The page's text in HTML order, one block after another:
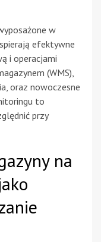
w
efektywne
i operacjami
(WMS),
oraz nowoczesne
to
przy
na